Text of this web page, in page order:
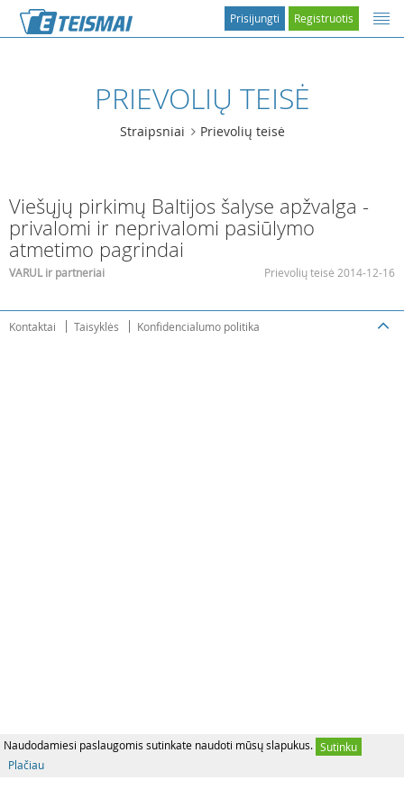
Naudodamiesi paslaugomis sutinkate naudoti mūsų slapukus. Sutinku
Plačiau
Registruotis
Prisijungti
PRIEVOLIŲ TEISĖ
Straipsniai Prievolių teisė
Viešųjų pirkimų Baltijos šalyse apžvalga -
privalomi ir neprivalomi pasiūlymo
atmetimo pagrindai
VARUL ir partneriai Prievolių teisė 2014-12-16
Kontaktai Taisyklės Konfidencialumo politika